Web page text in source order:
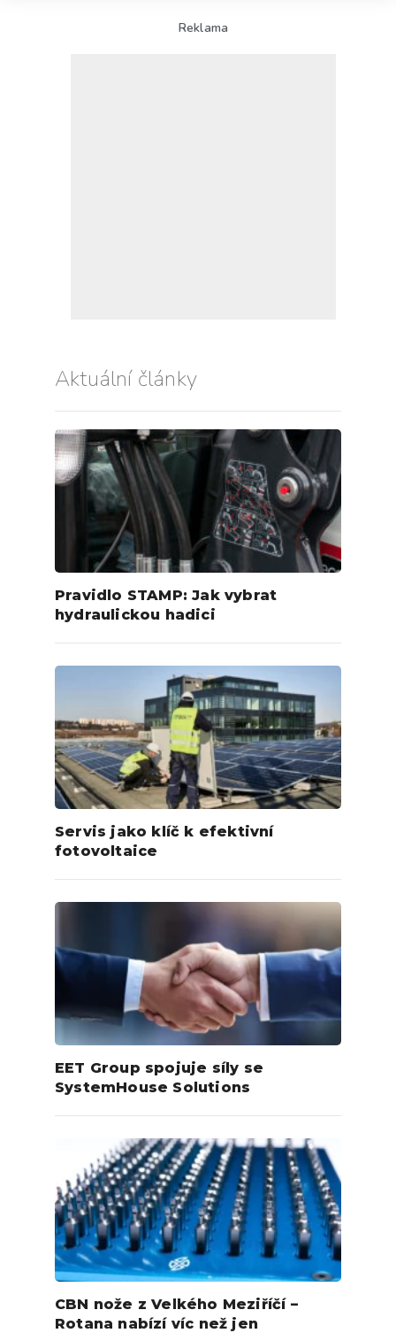
Reklama
Aktuální články
Pravidlo STAMP: Jak vybrat
hydraulickou hadici
Servis jako klíč k efektivní
fotovoltaice
EET Group spojuje síly se
SystemHouse Solutions
CBN nože z Velkého Meziříčí –
Rotana nabízí víc než jen